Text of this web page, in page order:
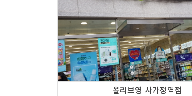
올리브영 사가정역점